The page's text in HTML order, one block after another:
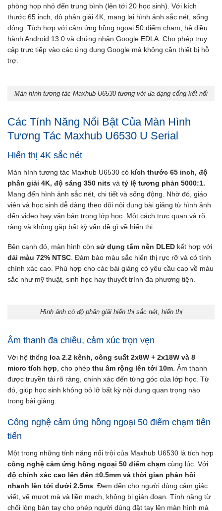
phòng họp nhỏ đến trung bình (lên tới 20 học sinh). Với kích
thước 65 inch, độ phân giải 4K, mang lại hình ảnh sắc nét, sống
động. Tích hợp với cảm ứng hồng ngoại 50 điểm chạm, hệ điều
hành Android 13.0 và chứng nhận Google EDLA. Cho phép truy
cập trực tiếp vào các ứng dụng Google mà không cần thiết bị hỗ
trợ.
Màn hình tương tác Maxhub U6530 tương với đa dạng cổng kết nối
Các Tính Năng Nổi Bật Của Màn Hình
Tương Tác Maxhub U6530 U Serial
Hiển thị 4K sắc nét
Màn hình tương tác Maxhub U6530 có kích thước 65 inch, độ
phân giải 4K, độ sáng 350 nits và tỷ lệ tương phản 5000:1.
Mang đến hình ảnh sắc nét, chi tiết và sống động. Nhờ đó, giáo
viên và học sinh dễ dàng theo dõi nội dung bài giảng từ hình ảnh
đến video hay văn bản trong lớp học. Một cách trực quan và rõ
ràng và không gặp bất kỳ vấn đề gì về hiển thị.
Bên cạnh đó, màn hình còn sử dụng tấm nền DLED kết hợp với
dải màu 72% NTSC . Đảm bảo màu sắc hiển thị rực rỡ và có tính
chính xác cao. Phù hợp cho các bài giảng có yêu cầu cao về màu
sắc như mỹ thuật, sinh học hay thuyết trình đa phương tiện.
Hình ảnh có độ phân giải hiển thị sắc nét, hiển thị
Âm thanh đa chiều, cảm xúc trọn vẹn
Với hệ thống loa 2.2 kênh, công suất 2x8W + 2x18W và 8
micro tích hợp , cho phép thu âm rộng lên tới 10m . Âm thanh
được truyền tải rõ ràng, chính xác đến từng góc của lớp học. Từ
đó, giúp học sinh không bỏ lỡ bất kỳ nội dung quan trọng nào
trong bài giảng.
Công nghệ cảm ứng hồng ngoại 50 điểm chạm tiên
tiến
Một trong những tính năng nổi trội của Maxhub U6530 là tích hợp
công nghệ cảm ứng hồng ngoại 50 điểm chạm cùng lúc. Với
độ chính xác cao lên đến ±0.5mm và thời gian phản hồi
nhanh lên tới dưới 2.5ms. Đem đến cho người dùng cảm giác
viết, vẽ mượt mà và liền mạch, không bị gián đoạn. Tính năng từ
chối lòng bàn tay cho phép người dùng đặt tay lên màn hình mà